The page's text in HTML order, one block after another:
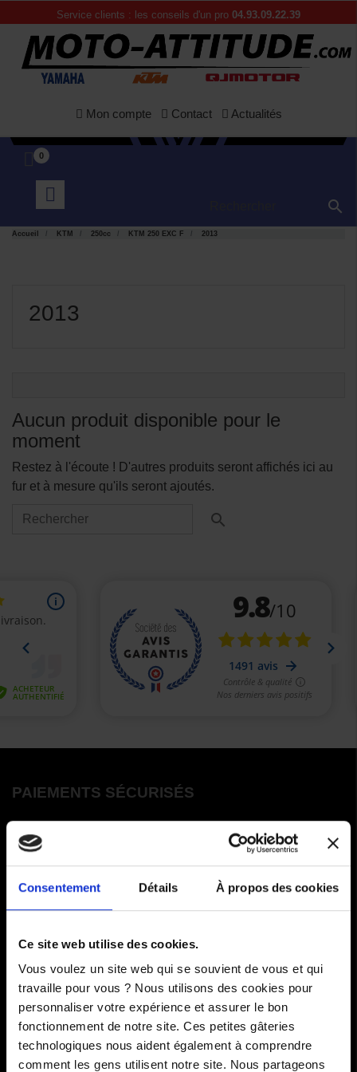
Consentement Détails À propos des cookies
Ce site web utilise des cookies.
Vous voulez un site web qui se souvient de vous et qui
travaille pour vous ? Nous utilisons des cookies pour
personnaliser votre expérience et assurer le bon
fonctionnement de notre site. Ces petites gâteries
technologiques nous aident également à comprendre
comment les gens utilisent notre site. Nous partageons
Service clients : les conseils d'un pro 04.93.09.22.39
Mon compte Contact Actualités
0

Accueil KTM 250cc KTM 250 EXC F 2013
2013
Aucun produit disponible pour le
moment
Restez à l'écoute ! D'autres produits seront affichés ici au
fur et à mesure qu'ils seront ajoutés.

PAIEMENTS SÉCURISÉS
Paiement en 3 ou 4 fois
Paiements
Livraisons
Comment renvoyer des articles
SAV